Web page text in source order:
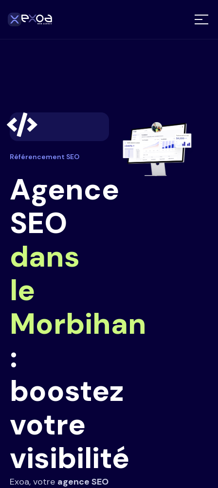
Référencement SEO
Agence
SEO
dans
le
Morbihan
:
boostez
votre
visibilité
Exoa, votre agence SEO